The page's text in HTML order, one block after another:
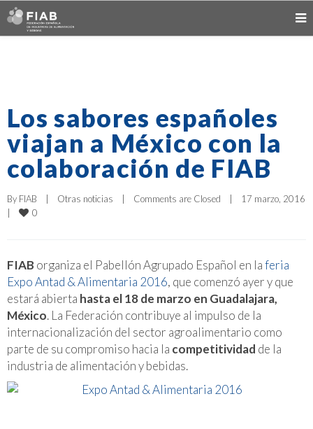
Los sabores españoles
viajan a México con la
colaboración de FIAB
By FIAB Otras noticias Comments are Closed
0
FIAB organiza el Pabellón Agrupado Español en laferia
Expo Antad & Alimentaria 2016, que comenzó ayer y que
estará abierta hasta el 18 de marzo en Guadalajara,
México. La Federación contribuye al impulso de la
internacionalización del sector agroalimentario como
parte de su compromiso hacia la competitividad de la
industria de alimentación y bebidas.